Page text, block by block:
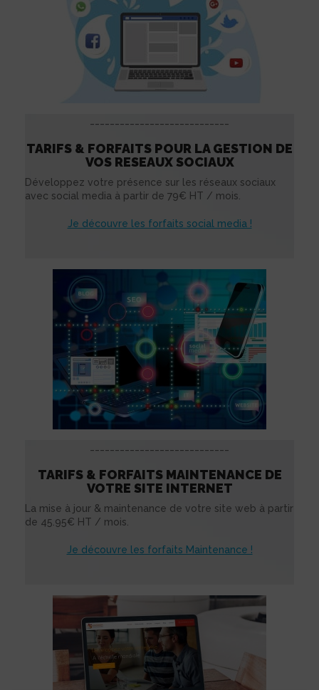
TARIFS & FORFAITS POUR LA GESTION DE
VOS RESEAUX SOCIAUX
Développez votre présence sur les réseaux sociaux
avec social media à partir de 79€ HT / mois.
Je découvre les forfaits social media !
TARIFS & FORFAITS MAINTENANCE DE
VOTRE SITE INTERNET
La mise à jour & maintenance de votre site web à partir
de 45.95€ HT / mois.
Je découvre les forfaits Maintenance !